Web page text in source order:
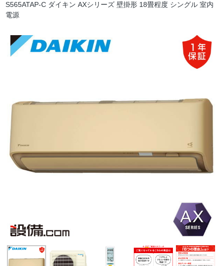
S565ATAP-C ダイキン AXシリーズ 壁掛形 18畳程度 シングル 室内
電源